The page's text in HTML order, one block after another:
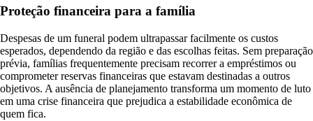
Proteção financeira para a família
Despesas de um funeral podem ultrapassar facilmente os custos
esperados, dependendo da região e das escolhas feitas. Sem preparação
prévia, famílias frequentemente precisam recorrer a empréstimos ou
comprometer reservas financeiras que estavam destinadas a outros
objetivos. A ausência de planejamento transforma um momento de luto
em uma crise financeira que prejudica a estabilidade econômica de
quem fica.